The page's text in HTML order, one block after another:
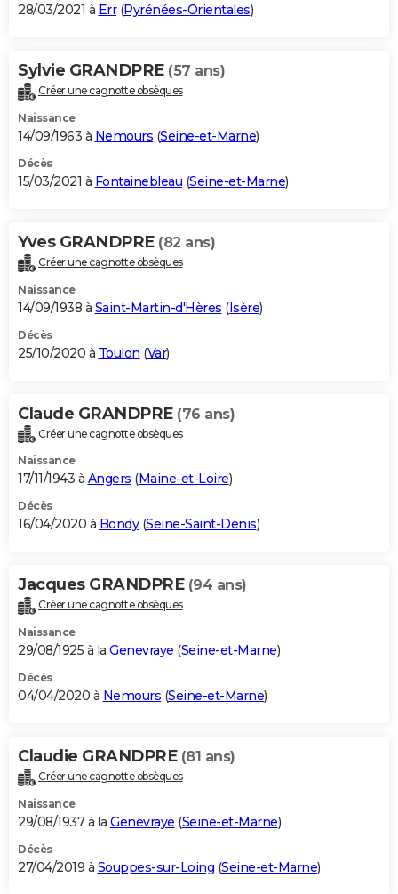
28/03/2021 à Err(Pyrénées-Orientales)
Sylvie GRANDPRE (57 ans)
Créer une cagnotte obsèques
Naissance
14/09/1963 à Nemours (Seine-et-Marne)
Décès
15/03/2021 à Fontainebleau (Seine-et-Marne)
Yves GRANDPRE (82 ans)
Créer une cagnotte obsèques
Naissance
14/09/1938 à Saint-Martin-d'Hères (Isère)
Décès
25/10/2020 à Toulon (Var)
Claude GRANDPRE (76 ans)
Créer une cagnotte obsèques
Naissance
17/11/1943 à Angers (Maine-et-Loire)
Décès
16/04/2020 à Bondy(Seine-Saint-Denis)
Jacques GRANDPRE (94 ans)
Créer une cagnotte obsèques
Naissance
29/08/1925 à la Genevraye (Seine-et-Marne)
Décès
04/04/2020 à Nemours (Seine-et-Marne)
Claudie GRANDPRE (81 ans)
Créer une cagnotte obsèques
Naissance
29/08/1937 à la Genevraye (Seine-et-Marne)
Décès
27/04/2019 à Souppes-sur-Loing (Seine-et-Marne)